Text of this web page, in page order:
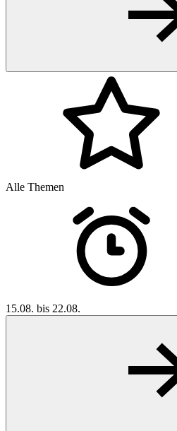
Alle Themen
15.08. bis 22.08.